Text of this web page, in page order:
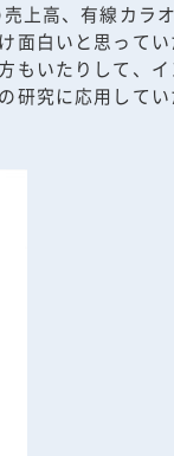
上高、有線カラ
面白いと思って
もいたりして、
研究に応用して